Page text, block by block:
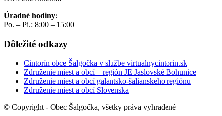
Úradné hodiny:
Po. – Pi.: 8:00 – 15:00
Dôležité odkazy
Cintorín obce Šalgočka v službe virtualnycintorin.sk
Združenie miest a obcí – región JE Jaslovské Bohunice
Združenie miest a obcí galantsko-šalianskeho regiónu
Združenie miest a obcí Slovenska
© Copyright - Obec Šalgočka, všetky práva vyhradené